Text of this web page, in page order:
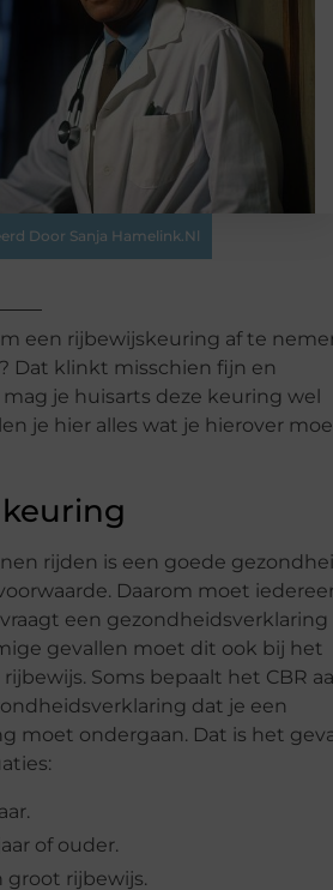
Door Sanja Hamelink.nl
een rijbewijskeuring af te
Dat klinkt misschien fijn en
je huisarts deze keuring wel
je hier alles wat je hierover
rijden is een goede
Daarom moet
een gezondheidsverklaring
gevallen moet dit ook bij het
Soms bepaalt het CBR
dat je een
moet ondergaan. Dat is het
of ouder.
groot rijbewijs.